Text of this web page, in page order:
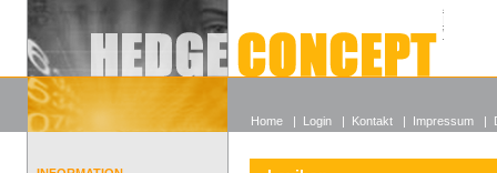
Alle
Wieso
Home | Login | Kontakt | Impressum |